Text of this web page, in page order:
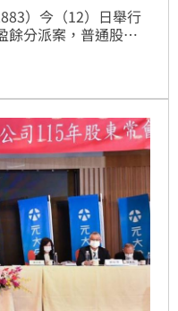
）今（12）日舉行
餘分派案，普通股每